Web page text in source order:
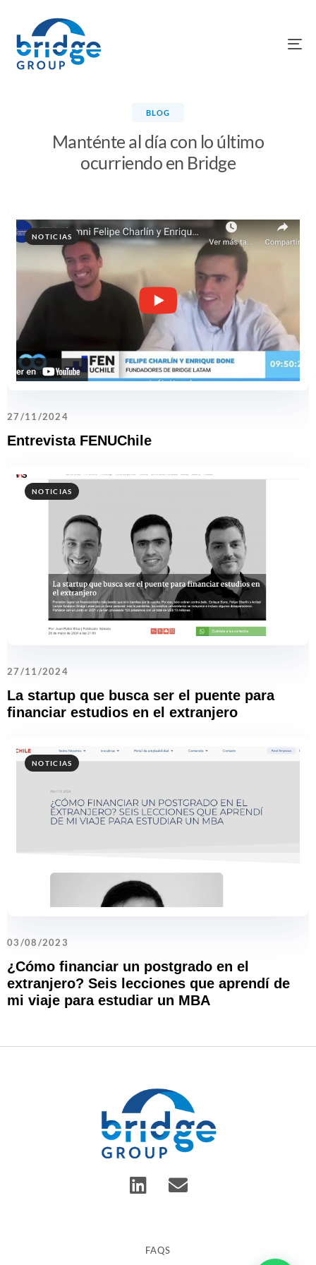
BLOG
Manténte al día con lo último
ocurriendo en Bridge
NOTICIAS
27/11/2024
Entrevista FENUChile
NOTICIAS
27/11/2024
La startup que busca ser el puente para
financiar estudios en el extranjero
NOTICIAS
03/08/2023
¿Cómo financiar un postgrado en el
extranjero? Seis lecciones que aprendí de
mi viaje para estudiar un MBA
FAQS